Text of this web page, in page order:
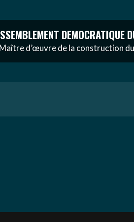
DEMOCRATIQUE
d’œuvre de la construction